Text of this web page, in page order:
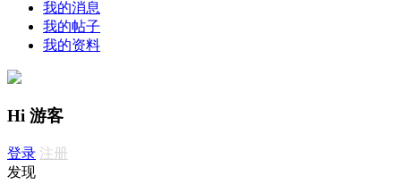
我的消息
我的帖子
我的资料
Hi 游客
登录 注册
发现